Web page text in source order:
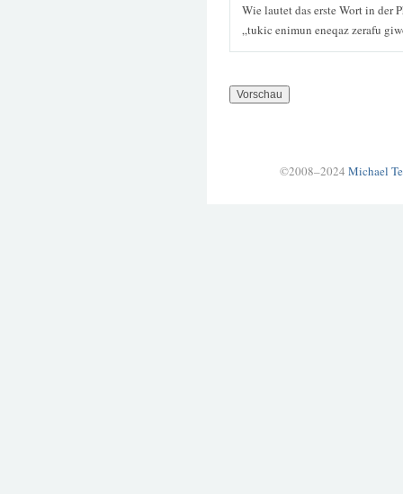
Wie lautet das erste Wort in der
„tukic enimun eneqaz zerafu
©2008–2024 Michael